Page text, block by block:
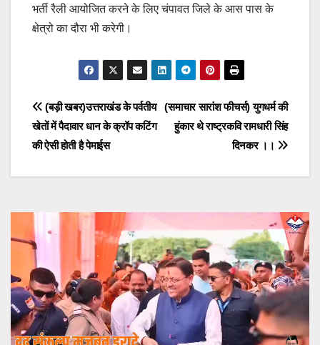
भर्ती रैली आयोजित करने के लिए चंपावत जिले के आस पास के
क्षेत्रो का दौरा भी करेगी।
Post
navigation
(समाचार सारांश फीचर्स) युगधर्म की
हुंकार थे राष्ट्रकवि रामधारी सिंह
दिनकर ।।
(बड़ी खबर)उत्तराखंड के पर्वतीय
खेतों में पैदावार धान के क्रॉप कटिंग
की ऐसी होती है पेमाईस